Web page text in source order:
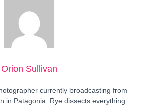
Orion Sullivan
currently broadcasting from
in Patagonia. Rye dissects everything